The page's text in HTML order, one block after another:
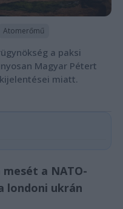
Atomerőmű
a paksi
Magyar Pétert
miatt.
a NATO-
londoni ukrán